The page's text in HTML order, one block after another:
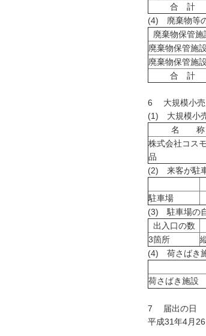
合 計
(4) 廃棄物等
廃棄物保管施
廃棄物保管施
廃棄物保管施
合 計
6 大規模小売
(1) 大規模小
名 称
株式会社コス
品
(2) 来客が駐
駐車場
(3) 駐車場の
出入口の数
3箇所
(4) 荷さばき
荷さばき施設
7 届出の日
平成31年4月26